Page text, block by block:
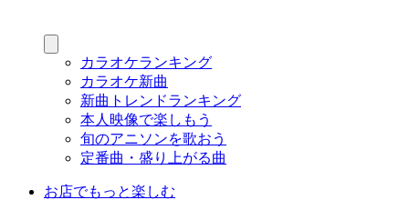
カラオケランキング
カラオケ新曲
新曲トレンドランキング
本人映像で楽しもう
旬のアニソンを歌おう
定番曲・盛り上がる曲
お店でもっと楽しむ